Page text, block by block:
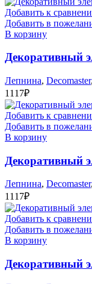
Добавить к
Добавить в
В корзину
Декоративный
Лепнина, Decomaster,
1117₽
Добавить к
Добавить в
В корзину
Декоративный
Лепнина, Decomaster,
1117₽
Добавить к
Добавить в
В корзину
Декоративный